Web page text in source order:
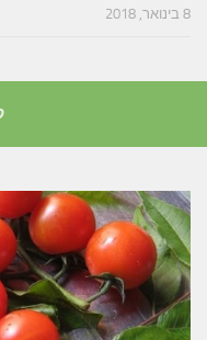
8 בינואר, 2018